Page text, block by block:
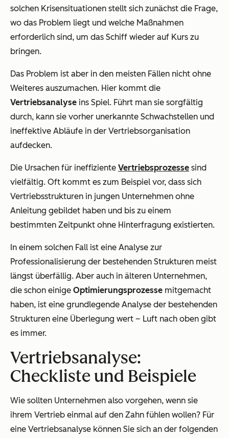
solchen Krisensituationen stellt sich zunächst die Frage,
wo das Problem liegt und welche Maßnahmen
erforderlich sind, um das Schiff wieder auf Kurs zu
bringen.
Das Problem ist aber in den meisten Fällen nicht ohne
Weiteres auszumachen. Hier kommt die
Vertriebsanalyse ins Spiel. Führt man sie sorgfältig
durch, kann sie vorher unerkannte Schwachstellen und
ineffektive Abläufe in der Vertriebsorganisation
aufdecken.
Die Ursachen für ineffiziente Vertriebsprozesse sind
vielfältig. Oft kommt es zum Beispiel vor, dass sich
Vertriebsstrukturen in jungen Unternehmen ohne
Anleitung gebildet haben und bis zu einem
bestimmten Zeitpunkt ohne Hinterfragung existierten.
In einem solchen Fall ist eine Analyse zur
Professionalisierung der bestehenden Strukturen meist
längst überfällig. Aber auch in älteren Unternehmen,
die schon einige Optimierungsprozesse mitgemacht
haben, ist eine grundlegende Analyse der bestehenden
Strukturen eine Überlegung wert – Luft nach oben gibt
es immer.
Vertriebsanalyse:
Checkliste und Beispiele
Wie sollten Unternehmen also vorgehen, wenn sie
ihrem Vertrieb einmal auf den Zahn fühlen wollen? Für
eine Vertriebsanalyse können Sie sich an der folgenden